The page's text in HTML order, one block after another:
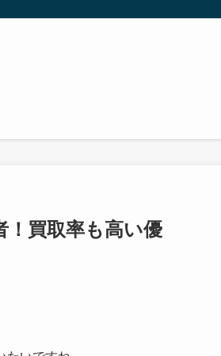
！買取率も高い優